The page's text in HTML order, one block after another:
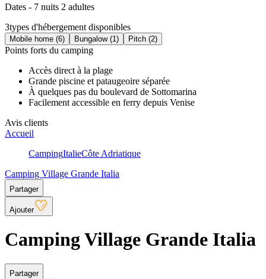
Dates - 7 nuits 2 adultes
3types d'hébergement disponibles
Mobile home (6) Bungalow (1) Pitch (2)
Points forts du camping
Accès direct à la plage
Grande piscine et pataugeoire séparée
À quelques pas du boulevard de Sottomarina
Facilement accessible en ferry depuis Venise
Avis clients
Accueil
CampingItalieCôte Adriatique
Camping Village Grande Italia
Partager
Ajouter
Camping Village Grande Italia
Partager